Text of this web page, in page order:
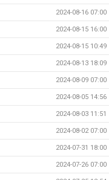
2024-08-16 07:00
2024-08-15 16:00
2024-08-15 10:49
2024-08-13 18:09
2024-08-09 07:00
2024-08-05 14:56
2024-08-03 11:51
2024-08-02 07:00
2024-07-31 18:00
2024-07-26 07:00